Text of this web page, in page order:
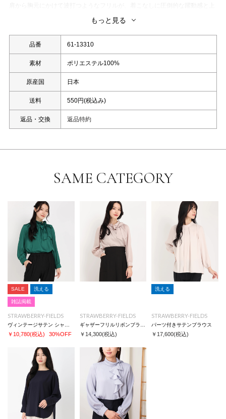
首元には取り外しが可能なリボンタイが付属しており、気分やシーンに合わ
せてコーディネートしていただけます。
素材には、しなやかな弾力と上品な表面感が特徴のストレッチジョーゼット
を採用 。
体の動きに合わせて優しく伸びるため、デザイン性の高さだけでなく、日常
の動作を妨げない快適な着心地も兼ね備えています 。
お顔まわりを明るく見せるカラーバリエーションも魅力で、オン・オフ問わ
ず特別な存在感を放つ一着です 。
洗濯：洗濯機使用可能(ネット使用)
※照明の関係により、実際よりも色味が違って見える場合、
ーが異なる場合もございます。
もっと見る
品番 61-13310
素材 ポリエステル100%
原産国 日本
送料 550円(税込み)
返品・交換 返品特約
SAME CATEGORY
SALE 洗える
雑誌掲載
STRAWBERRY-FIELDS
￥10,780(税込) 30%OFF
STRAWBERRY-FIELDS
￥14,300(税込)
洗える
STRAWBERRY-FIELDS
パーツ付きサテンブラウス
￥17,600(税込)